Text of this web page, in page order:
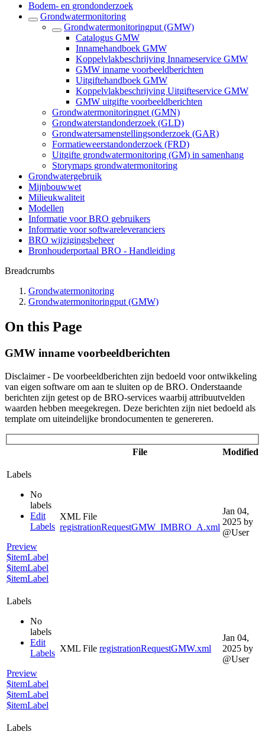
Bodem- en grondonderzoek
Grondwatermonitoring
Grondwatermonitoringput (GMW)
Catalogus GMW
Innamehandboek GMW
Koppelvlakbeschrijving Innameservice GMW
GMW inname voorbeeldberichten
Uitgiftehandboek GMW
Koppelvlakbeschrijving Uitgifteservice GMW
GMW uitgifte voorbeeldberichten
Grondwatermonitoringnet (GMN)
Grondwaterstandonderzoek (GLD)
Grondwatersamenstellingsonderzoek (GAR)
Formatieweerstandonderzoek (FRD)
Uitgifte grondwatermonitoring (GM) in samenhang
Storymaps grondwatermonitoring
Grondwatergebruik
Mijnbouwwet
Milieukwaliteit
Modellen
Informatie voor BRO gebruikers
Informatie voor softwareleveranciers
BRO wijzigingsbeheer
Bronhouderportaal BRO - Handleiding
Breadcrumbs
Grondwatermonitoring
Grondwatermonitoringput (GMW)
On this Page
GMW inname voorbeeldberichten
Disclaimer - De voorbeeldberichten zijn bedoeld voor ontwikkeling
van eigen software om aan te sluiten op de BRO. Onderstaande
berichten zijn getest op de BRO-services waarbij attribuutvelden
waarden hebben meegekregen. Deze berichten zijn niet bedoeld als
template om uiteindelijke brondocumenten te genereren.
File Modified
Labels
No
labels
Edit
Labels
Preview
$itemLabel
$itemLabel
$itemLabel
XML File
registrationRequestGMW_IMBRO_A.xml
Jan 04,
2025 by
@User
Labels
No
labels
Edit
Labels
Preview
$itemLabel
$itemLabel
$itemLabel
XML File registrationRequestGMW.xml
Jan 04,
2025 by
@User
Labels